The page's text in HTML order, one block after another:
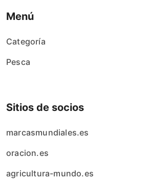
Menú
Categoría
Pesca
Sitios de socios
marcasmundiales.es
oracion.es
agricultura-mundo.es